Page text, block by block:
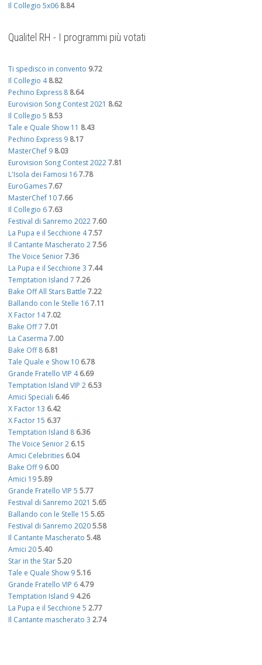
Il Collegio 5x06 8.84
Qualitel RH - I programmi più votati
Ti spedisco in convento 9.72
Il Collegio 4 8.82
Pechino Express 8 8.64
Eurovision Song Contest 2021 8.62
Il Collegio 5 8.53
Tale e Quale Show 11 8.43
Pechino Express 9 8.17
MasterChef 9 8.03
Eurovision Song Contest 20227.81
L'Isola dei Famosi 167.78
EuroGames7.67
MasterChef 107.66
Il Collegio 67.63
Festival di Sanremo 20227.60
La Pupa e il Secchione 47.57
Il Cantante Mascherato 27.56
The Voice Senior7.36
La Pupa e il Secchione 3 7.44
Temptation Island 7 7.26
Bake Off All Stars Battle 7.22
Ballando con le Stelle 167.11
X Factor 147.02
Bake Off 7 7.01
La Caserma 7.00
Bake Off 8 6.81
Tale Quale e Show 10 6.78
Grande Fratello VIP 4 6.69
Temptation Island VIP 2 6.53
Amici Speciali 6.46
X Factor 13 6.42
X Factor 15 6.37
Temptation Island 8 6.36
The Voice Senior 2 6.15
Amici Celebrities 6.04
Bake Off 9 6.00
Amici 195.89
Grande Fratello VIP 5 5.77
Festival di Sanremo 2021 5.65
Ballando con le Stelle 15 5.65
Festival di Sanremo 20205.58
Il Cantante Mascherato 5.48
Amici 205.40
Star in the Star5.20
Tale e Quale Show 95.16
Grande Fratello VIP 6 4.79
Temptation Island 9 4.26
La Pupa e il Secchione 5 2.77
Il Cantante mascherato 3 2.74